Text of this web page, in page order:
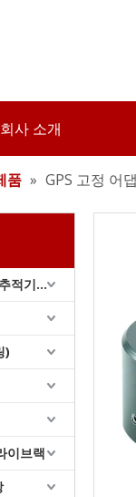
회사 소개
품 » GPS 고정 어
드론, 레이저 스캐너, 레이저 추적기 및 슬램
)
이브랙
(3.6m)